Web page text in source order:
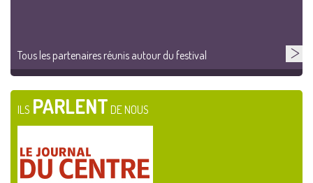
Tous les partenaires réunis autour du festival
ILS PARLENT DE NOUS